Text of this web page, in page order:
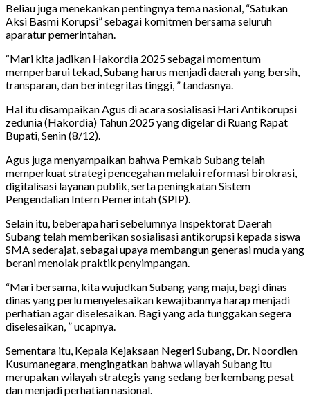
Beliau juga menekankan pentingnya tema nasional, “Satukan
Aksi Basmi Korupsi” sebagai komitmen bersama seluruh
aparatur pemerintahan.
“Mari kita jadikan Hakordia 2025 sebagai momentum
memperbarui tekad, Subang harus menjadi daerah yang bersih,
transparan, dan berintegritas tinggi, ” tandasnya.
Hal itu disampaikan Agus di acara sosialisasi Hari Antikorupsi
zedunia (Hakordia) Tahun 2025 yang digelar di Ruang Rapat
Bupati, Senin (8/12).
Agus juga menyampaikan bahwa Pemkab Subang telah
memperkuat strategi pencegahan melalui reformasi birokrasi,
digitalisasi layanan publik, serta peningkatan Sistem
Pengendalian Intern Pemerintah (SPIP).
Selain itu, beberapa hari sebelumnya Inspektorat Daerah
Subang telah memberikan sosialisasi antikorupsi kepada siswa
SMA sederajat, sebagai upaya membangun generasi muda yang
berani menolak praktik penyimpangan.
“Mari bersama, kita wujudkan Subang yang maju, bagi dinas
dinas yang perlu menyelesaikan kewajibannya harap menjadi
perhatian agar diselesaikan. Bagi yang ada tunggakan segera
diselesaikan, ” ucapnya.
Sementara itu, Kepala Kejaksaan Negeri Subang, Dr. Noordien
Kusumanegara, mengingatkan bahwa wilayah Subang itu
merupakan wilayah strategis yang sedang berkembang pesat
dan menjadi perhatian nasional.